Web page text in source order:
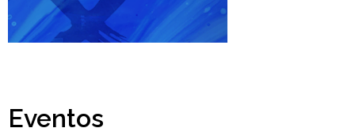
Eventos